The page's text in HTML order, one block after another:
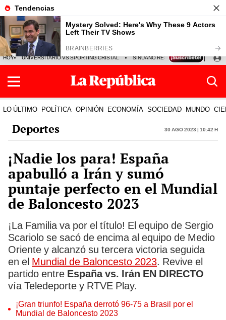
HOY UNIVERSITARIO VS SPORTING CRISTAL SINUANO RESULTADOS HOY
LO ÚLTIMO POLÍTICA OPINIÓN ECONOMÍA SOCIEDAD MUNDO
Deportes 30 Ago 2023 | 10:42 h
¡Nadie los para! España
apabulló a Irán y sumó
puntaje perfecto en el Mundial
de Baloncesto 2023
¡La Familia va por el título! El equipo de Sergio
Scariolo se sacó de encima al equipo de Medio
Oriente y alcanzó su tercera victoria seguida
en el Mundial de Baloncesto 2023. Revive el
partido entre España vs. Irán EN DIRECTO
vía Teledeporte y RTVE Play.
¡Gran triunfo! España derrotó 96-75 a Brasil por el
Mundial de Baloncesto 2023